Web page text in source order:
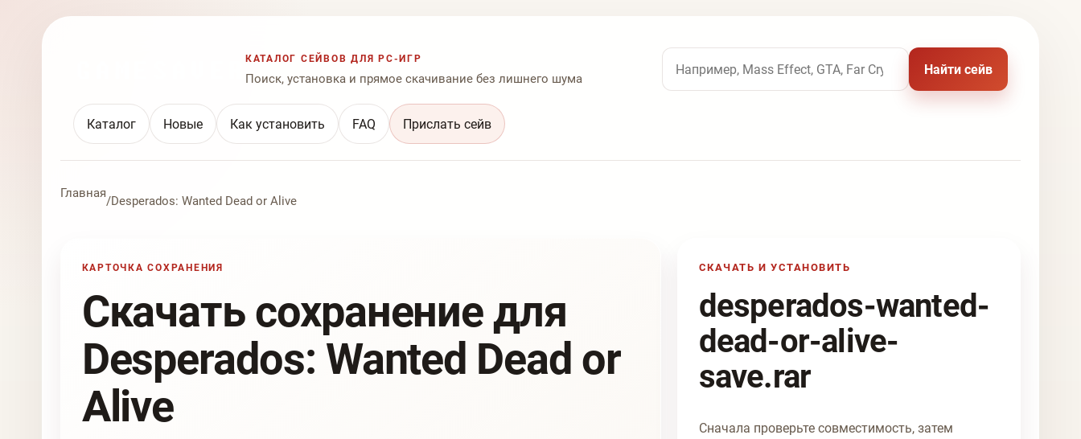
КАТАЛОГ СЕЙВОВ ДЛЯ PC-ИГР
Поиск, установка и прямое скачивание без лишнего шума
Поиск по названию игры
Найти сейв
Каталог Новые Как установить FAQ Прислать сейв
Главная
/Desperados: Wanted Dead or Alive
КАРТОЧКА СОХРАНЕНИЯ
Скачать сохранение для
Desperados: Wanted Dead or
Alive
СКАЧАТЬ И УСТАНОВИТЬ
desperados-wanted-
dead-or-alive-
save.rar
Сначала проверьте совместимость, затем